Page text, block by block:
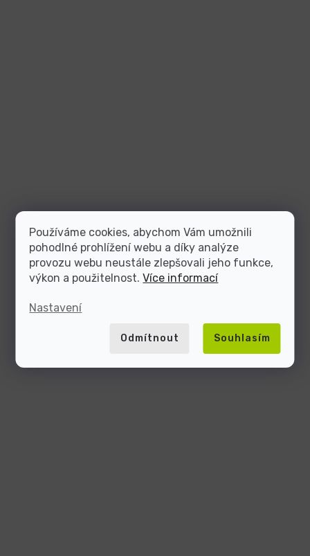
Používáme cookies, abychom Vám umožnili
pohodlné prohlížení webu a díky analýze
provozu webu neustále zlepšovali jeho funkce,
výkon a použitelnost.Více informací
Nastavení
Odmítnout Souhlasím